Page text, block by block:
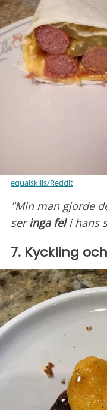
equalskills/Reddit
"Min man gjorde
seringa feli hans
7. Kyckling